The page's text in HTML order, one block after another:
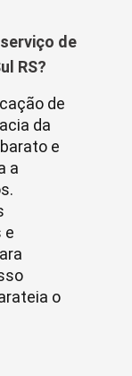
de
RS?
de
da
e
a
e
o